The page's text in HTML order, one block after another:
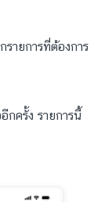
ายการที่ต้องการ
ครั้ง รายการนี้